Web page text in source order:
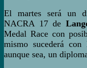
El martes será un
NACRA 17 de
Medal Race con
mismo sucederá
aunque sea, un